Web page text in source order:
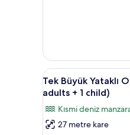
görün
(1
adult
+
children)
hakkında
daha
fazla
Tek
Büyük
Oda,
Kısmi
5
Tek Büyük Yataklı
adults + 1 child)
Kısmi deniz
27 metre kare